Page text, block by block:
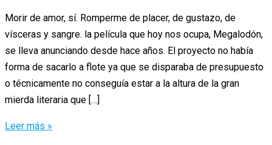
Morir de amor, sí. Romperme de placer, de gustazo, de
vísceras y sangre. la película que hoy nos ocupa, Megalodón,
se lleva anunciando desde hace años. El proyecto no había
forma de sacarlo a flote ya que se disparaba de presupuesto
o técnicamente no conseguía estar a la altura de la gran
mierda literaria que […]
Megalodón:
Leer más »